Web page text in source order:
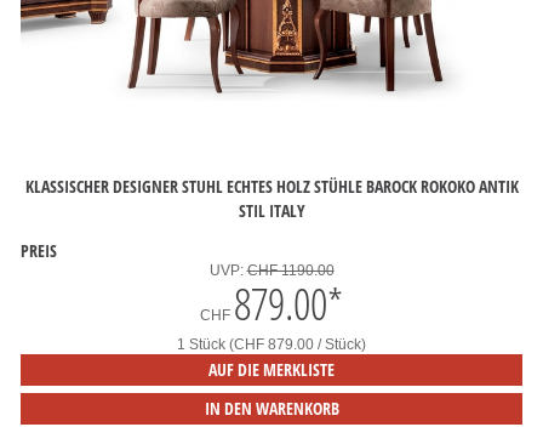
KLASSISCHER DESIGNER STUHL ECHTES HOLZ STÜHLE BAROCK ROKOKO ANTIK
STIL ITALY
PREIS
UVP:CHF 1190.00
CHF 879.00*
1 Stück (CHF 879.00 / Stück)
AUF DIE MERKLISTE
IN DEN WARENKORB